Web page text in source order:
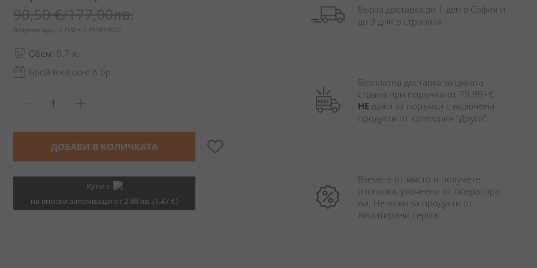
90,50 €/177,00лв.
Валутен курс: 1 EUR = 1.95583 BGN
Обем: 0.7 л.
Брой в кашон: 6 бр.
ДОБАВИ В КОЛИЧКАТА
Купи с
на вноски започващи от 2.88 лв. (1.47 €)
Бърза доставка до 1 ден в София и
до 3 дни в страната.
Безплатна доставка за цялата
НЕ важи за поръчки с включени
продукти от категория "Други".
Вземете от място и получете
отстъпка, уточнена от оператора
ни. Не важи за продукти от
лимитирани серии.